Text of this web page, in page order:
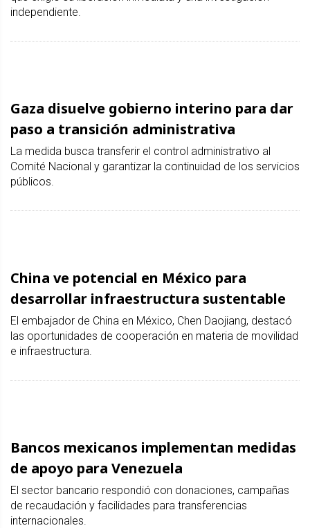
independiente.
Gaza disuelve gobierno interino para dar
paso a transición administrativa
La medida busca transferir el control administrativo al
Comité Nacional y garantizar la continuidad de los servicios
públicos.
China ve potencial en México para
desarrollar infraestructura sustentable
El embajador de China en México, Chen Daojiang, destacó
las oportunidades de cooperación en materia de movilidad
e infraestructura.
Bancos mexicanos implementan medidas
de apoyo para Venezuela
El sector bancario respondió con donaciones, campañas
de recaudación y facilidades para transferencias
internacionales.